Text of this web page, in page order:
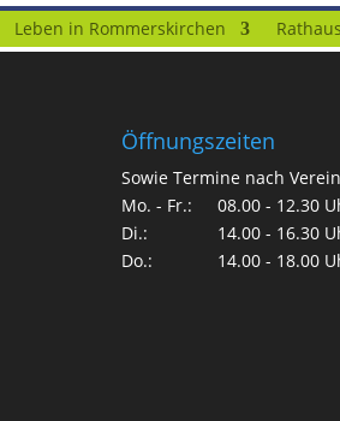
Leben in Rommerskirchen
Öffnungszeiten
Sowie Termine nach
Mo. - Fr.:
08.00 - 12.30
Di.:
14.00 - 16.30
Do.:
14.00 - 18.00